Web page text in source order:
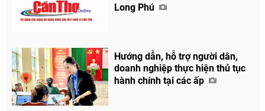
Long Phú
Hướng dẫn, hỗ trợ người dân,
doanh nghiệp thực hiện thủ tục
hành chính tại các ấp